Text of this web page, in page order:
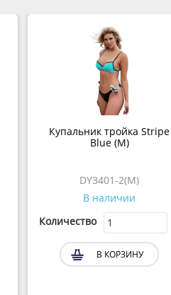
Купальник тройка Stripe
Blue (M)
DY3401-2(M)
В наличии
Количество
В КОРЗИНУ